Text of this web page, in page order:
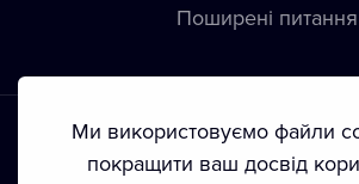
Пoширені питання
Ми використовуємо файли
покращити ваш досвід